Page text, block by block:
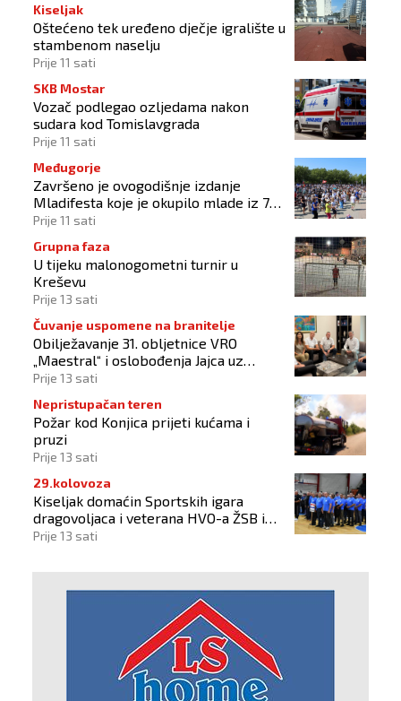
Kiseljak
Oštećeno tek uređeno dječje igralište u
stambenom naselju
Prije 11 sati
SKB Mostar
Vozač podlegao ozljedama nakon
sudara kod Tomislavgrada
Prije 11 sati
Međugorje
Završeno je ovogodišnje izdanje
Mladifesta koje je okupilo mlade iz 73
zemlje svijeta
Prije 11 sati
Grupna faza
U tijeku malonogometni turnir u
Kreševu
Prije 13 sati
Čuvanje uspomene na branitelje
Obilježavanje 31. obljetnice VRO
„Maestral“ i oslobođenja Jajca uz
pokroviteljstvo HNS-a BiH
Prije 13 sati
Nepristupačan teren
Požar kod Konjica prijeti kućama i
pruzi
Prije 13 sati
29.kolovoza
Kiseljak domaćin Sportskih igara
dragovoljaca i veterana HVO-a ŽSB i
Dana branitelja
Prije 13 sati